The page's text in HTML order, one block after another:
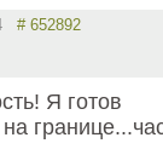
# 652892
Я готов